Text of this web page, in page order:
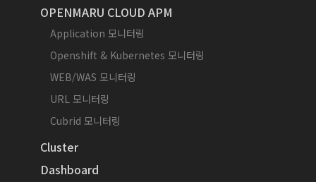
OPENMARU CLOUD APM
Application 모니터링
Openshift & Kubernetes 모니터링
WEB/WAS 모니터링
URL 모니터링
Cubrid 모니터링
Cluster
Dashboard